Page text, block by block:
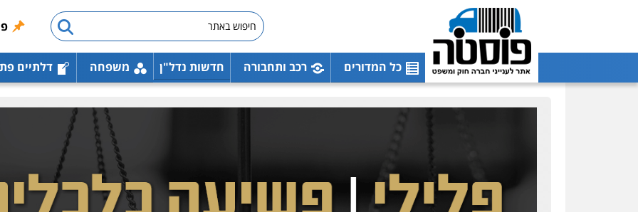
כל המדורים רכב ותחבורה חדשות נדל"ן משפחה דלתיים